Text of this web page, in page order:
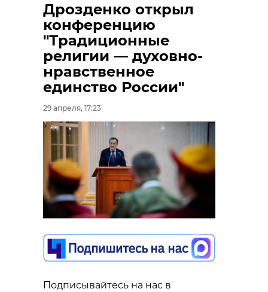
Дрозденко открыл
конференцию
"Традиционные
религии — духовно-
нравственное
единство России"
29 апреля, 17:23
Подписывайтесь на нас в